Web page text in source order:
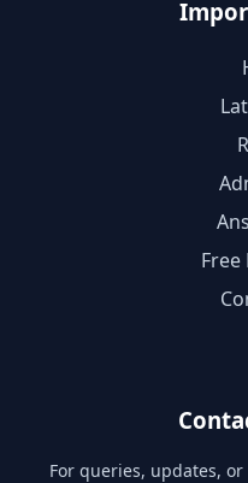
Free
For queries, updates,